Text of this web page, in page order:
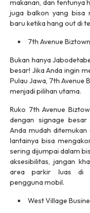
makanan, dan tentunya
juga balkon yang bisa
baru ketikahang outdi
7th Avenue Biztown
Bukan hanya
besar! Jika Anda ingin
Pulau Jawa, 7th Avenue
menjadi pilihan utama.
Ruko 7th Avenue
dengan signage
Anda mudah
lantainya bisa
sering dijumpai dalam
aksesibilitas, jangan
area parkir luas di
pengguna mobil.
West Village